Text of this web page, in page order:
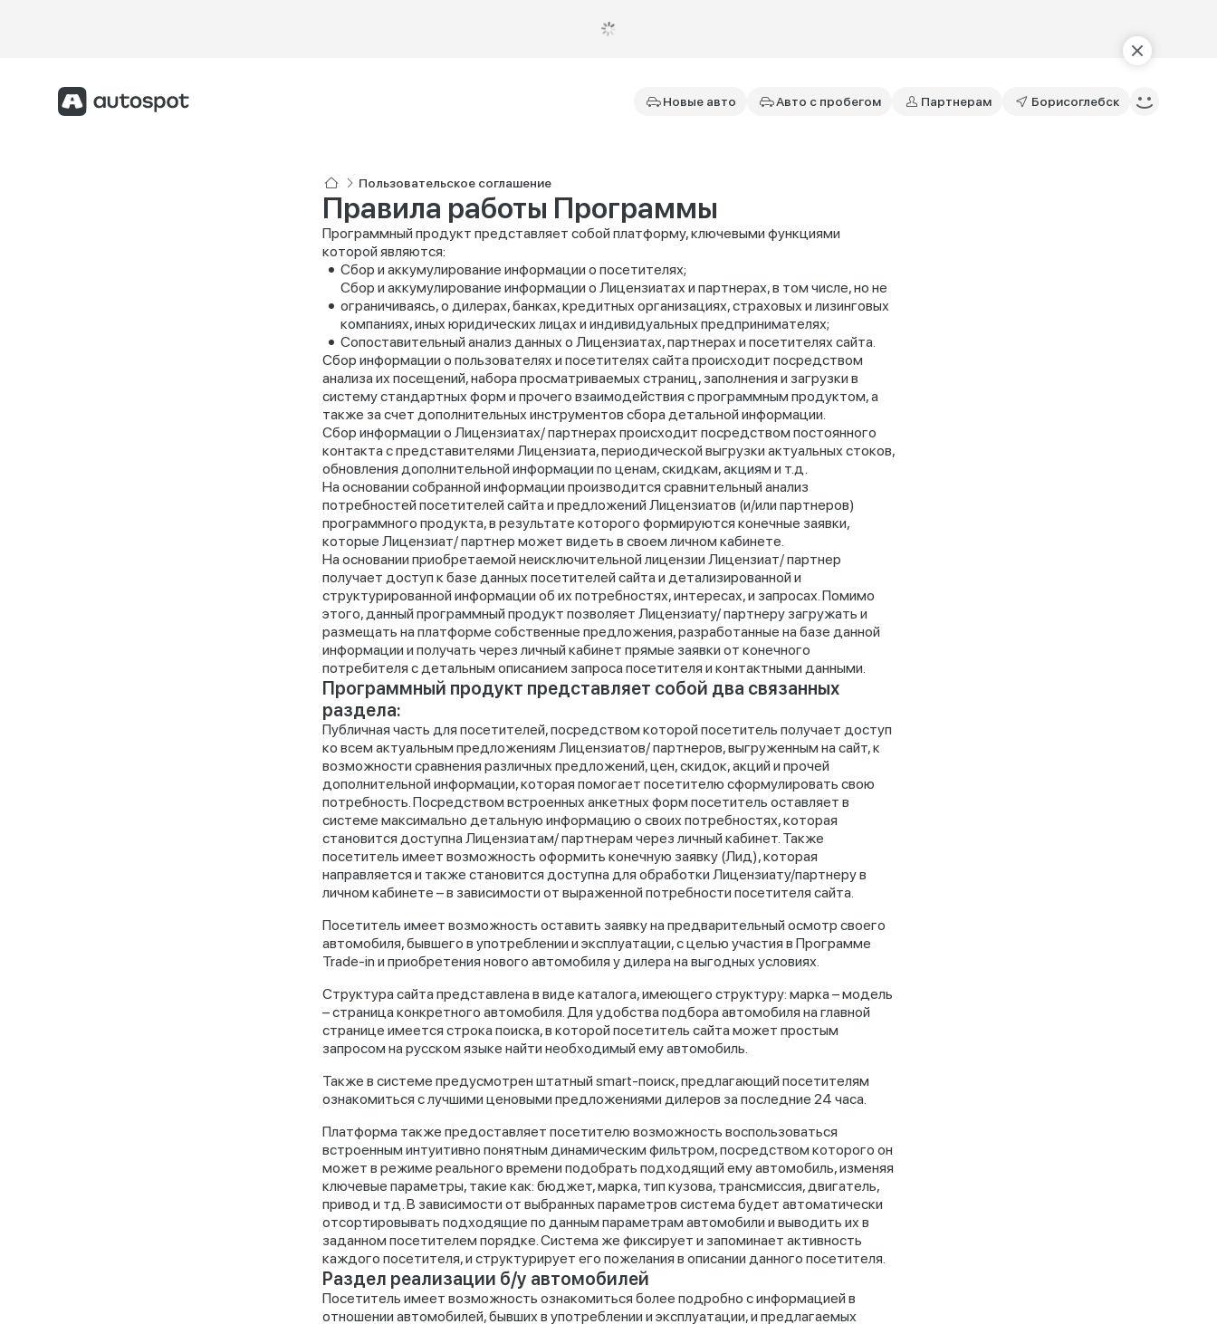
Новые авто Авто с пробегом Партнерам Борисоглебск
Пользовательское соглашение
Правила работы Программы
Программный продукт представляет собой платформу, ключевыми функциями
которой являются:
Сбор и аккумулирование информации о посетителях;
Сбор и аккумулирование информации о Лицензиатах и партнерах, в том числе, но не
ограничиваясь, о дилерах, банках, кредитных организациях, страховых и лизинговых
компаниях, иных юридических лицах и индивидуальных предпринимателях;
Сопоставительный анализ данных о Лицензиатах, партнерах и посетителях сайта.
Сбор информации о пользователях и посетителях сайта происходит посредством
анализа их посещений, набора просматриваемых страниц, заполнения и загрузки в
систему стандартных форм и прочего взаимодействия с программным продуктом, а
также за счет дополнительных инструментов сбора детальной информации.
Сбор информации о Лицензиатах/ партнерах происходит посредством постоянного
контакта с представителями Лицензиата, периодической выгрузки актуальных стоков,
обновления дополнительной информации по ценам, скидкам, акциям и т.д.
На основании собранной информации производится сравнительный анализ
потребностей посетителей сайта и предложений Лицензиатов (и/или партнеров)
программного продукта, в результате которого формируются конечные заявки,
которые Лицензиат/ партнер может видеть в своем личном кабинете.
На основании приобретаемой неисключительной лицензии Лицензиат/ партнер
получает доступ к базе данных посетителей сайта и детализированной и
структурированной информации об их потребностях, интересах, и запросах. Помимо
этого, данный программный продукт позволяет Лицензиату/ партнеру загружать и
размещать на платформе собственные предложения, разработанные на базе данной
информации и получать через личный кабинет прямые заявки от конечного
потребителя с детальным описанием запроса посетителя и контактными данными.
Программный продукт представляет собой два связанных
раздела:
Публичная часть для посетителей, посредством которой посетитель получает доступ
ко всем актуальным предложениям Лицензиатов/ партнеров, выгруженным на сайт, к
возможности сравнения различных предложений, цен, скидок, акций и прочей
дополнительной информации, которая помогает посетителю сформулировать свою
потребность. Посредством встроенных анкетных форм посетитель оставляет в
системе максимально детальную информацию о своих потребностях, которая
становится доступна Лицензиатам/ партнерам через личный кабинет. Также
посетитель имеет возможность оформить конечную заявку (Лид), которая
направляется и также становится доступна для обработки Лицензиату/партнеру в
личном кабинете – в зависимости от выраженной потребности посетителя сайта.
Посетитель имеет возможность оставить заявку на предварительный осмотр своего
автомобиля, бывшего в употреблении и эксплуатации, с целью участия в Программе
Trade-in и приобретения нового автомобиля у дилера на выгодных условиях.
Структура сайта представлена в виде каталога, имеющего структуру: марка – модель
– страница конкретного автомобиля. Для удобства подбора автомобиля на главной
странице имеется строка поиска, в которой посетитель сайта может простым
запросом на русском языке найти необходимый ему автомобиль.
Также в системе предусмотрен штатный smart-поиск, предлагающий посетителям
ознакомиться с лучшими ценовыми предложениями дилеров за последние 24 часа.
Платформа также предоставляет посетителю возможность воспользоваться
встроенным интуитивно понятным динамическим фильтром, посредством которого он
может в режиме реального времени подобрать подходящий ему автомобиль, изменяя
ключевые параметры, такие как: бюджет, марка, тип кузова, трансмиссия, двигатель,
привод и тд. В зависимости от выбранных параметров система будет автоматически
отсортировывать подходящие по данным параметрам автомобили и выводить их в
заданном посетителем порядке. Система же фиксирует и запоминает активность
каждого посетителя, и структурирует его пожелания в описании данного посетителя.
Раздел реализации б/у автомобилей
Посетитель имеет возможность ознакомиться более подробно с информацией в
отношении автомобилей, бывших в употреблении и эксплуатации, и предлагаемых